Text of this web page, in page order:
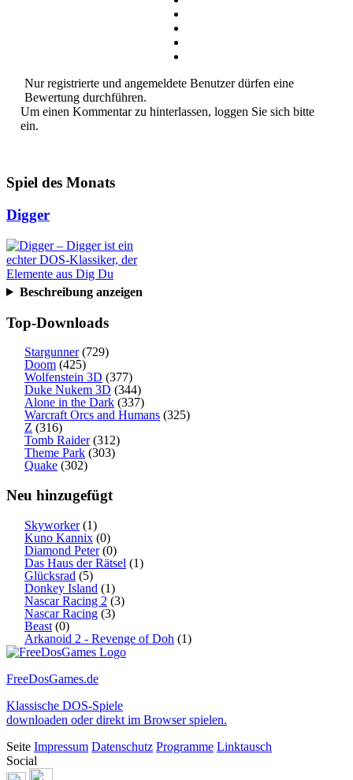
Nur registrierte und angemeldete Benutzer dürfen eine
Bewertung durchführen.
Um einen Kommentar zu hinterlassen, loggen Sie sich bitte
ein.
Spiel des Monats
Digger
Beschreibung anzeigen
Top-Downloads
Stargunner(729)
Doom (425)
Wolfenstein 3D (377)
Duke Nukem 3D (344)
Alone in the Dark (337)
Warcraft Orcs and Humans (325)
Z (316)
Tomb Raider(312)
Theme Park (303)
Quake (302)
Neu hinzugefügt
Skyworker(1)
Kuno Kannix (0)
Diamond Peter(0)
Das Haus der Rätsel (1)
Glücksrad (5)
Donkey Island (1)
Nascar Racing 2 (3)
Nascar Racing (3)
Beast (0)
Arkanoid 2 - Revenge of Doh (1)
FreeDosGames.de
Klassische DOS-Spiele
downloaden oder direkt im Browser spielen.
Seite Impressum Datenschutz Programme Linktausch
Social